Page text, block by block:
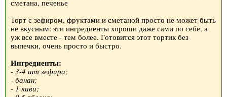
сметана, печенье
Торт с зефиром, фруктами и сметаной просто не может быть
не вкусным: эти ингредиенты хороши даже сами по себе, а
уж все вместе - тем более. Готовится этот тортик без
выпечки, очень просто и быстро.
Ингредиенты:
- 3-4 шт зефира;
- банан;
- 1 киви;